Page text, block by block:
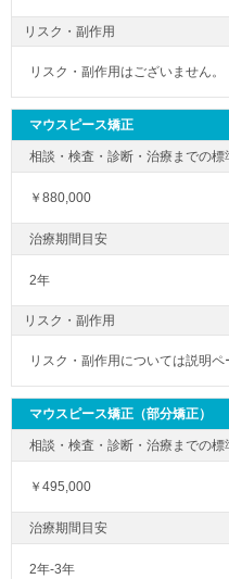
リスク・副作用
リスク・副作用はございません。
マウスピース矯正
￥880,000
2年
リスク・副作用
リスク・副作用については説明
マウスピース矯正（部分矯正）
￥495,000
2年-3年